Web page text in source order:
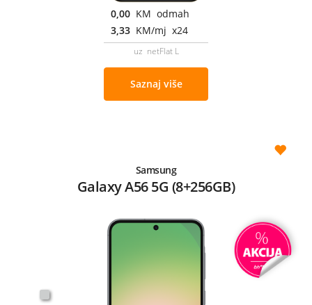
0,00 KM odmah
3,33 KM/mj x24
uz netFlat L
Saznaj više
Samsung
Galaxy A56 5G (8+256GB)